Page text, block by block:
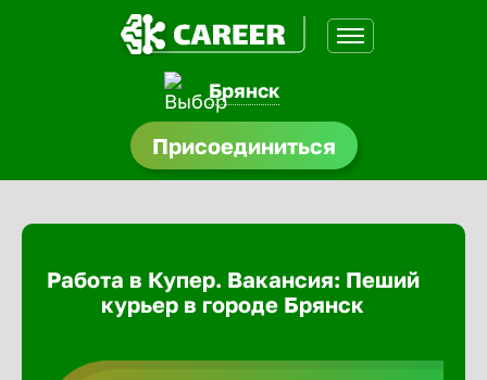
Брянск
Присоединиться
Абакан
Работа в Купер. Вакансия: Пеший
курьер в городе Брянск